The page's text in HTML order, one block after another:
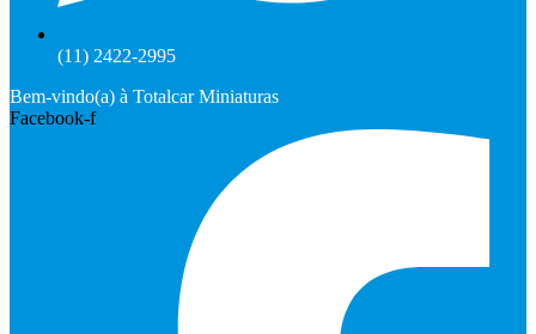
(11) 2422-2995
Bem-vindo(a) à Totalcar Miniaturas
Facebook-f